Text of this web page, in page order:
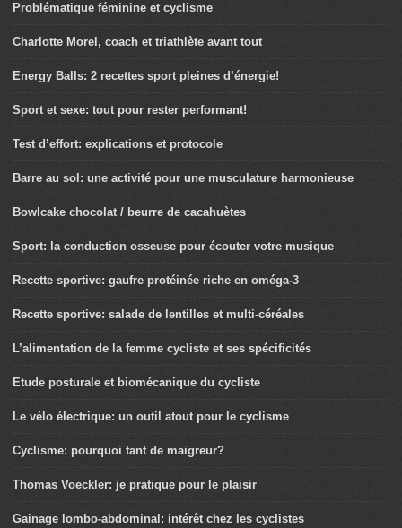
Problématique féminine et cyclisme
Charlotte Morel, coach et triathlète avant tout
Energy Balls: 2 recettes sport pleines d’énergie!
Sport et sexe: tout pour rester performant!
Test d’effort: explications et protocole
Barre au sol: une activité pour une musculature harmonieuse
Bowlcake chocolat / beurre de cacahuètes
Sport: la conduction osseuse pour écouter votre musique
Recette sportive: gaufre protéinée riche en oméga-3
Recette sportive: salade de lentilles et multi-céréales
L’alimentation de la femme cycliste et ses spécificités
Etude posturale et biomécanique du cycliste
Le vélo électrique: un outil atout pour le cyclisme
Cyclisme: pourquoi tant de maigreur?
Thomas Voeckler: je pratique pour le plaisir
Gainage lombo-abdominal: intérêt chez les cyclistes